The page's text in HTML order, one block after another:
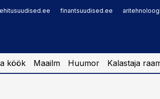
ehitusuudised.ee finantsuudised.ee
köök Maailm Huumor Kalastaja